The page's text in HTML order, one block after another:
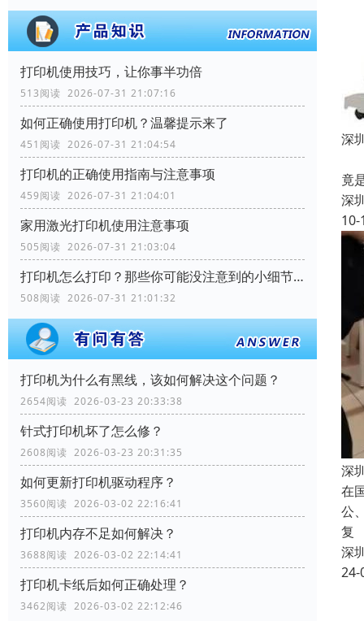
打印机使用技巧，让你事半功倍
513阅读 2026-07-31 21:07:16
如何正确使用打印机？温馨提示来了
451阅读 2026-07-31 21:04:54
打印机的正确使用指南与注意事项
459阅读 2026-07-31 21:04:01
家用激光打印机使用注意事项
505阅读 2026-07-31 21:03:04
打印机怎么打印？那些你可能没注意到的小细节！
508阅读 2026-07-31 21:01:32
打印机为什么有黑线，该如何解决这个问题？
2654阅读 2026-03-23 20:33:38
针式打印机坏了怎么修？
2608阅读 2026-03-23 20:31:35
如何更新打印机驱动程序？
3560阅读 2026-03-02 22:16:41
打印机内存不足如何解决？
3688阅读 2026-03-02 22:14:41
打印机卡纸后如何正确处理？
3462阅读 2026-03-02 22:12:46
深
竟
深
10-
深
在
公
复
深
24-